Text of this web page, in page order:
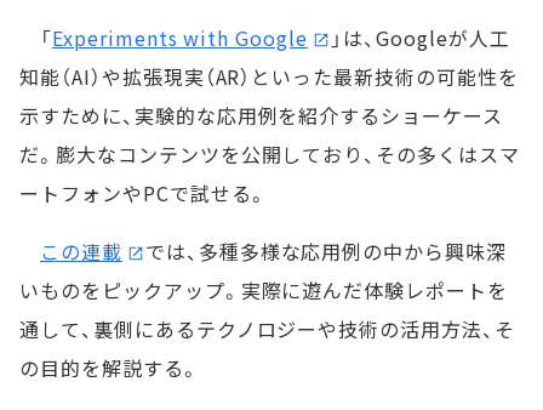
「Experiments with Google
」は、Googleが人工
知能（AI）や拡張現実（AR）といった最新技術の可能性を
示すために、実験的な応用例を紹介するショーケース
だ。膨大なコンテンツを公開しており、その多くはスマ
ートフォンやPCで試せる。
この連載
では、多種多様な応用例の中から興味深
いものをピックアップ。実際に遊んだ体験レポートを
通して、裏側にあるテクノロジーや技術の活用方法、そ
の目的を解説する。